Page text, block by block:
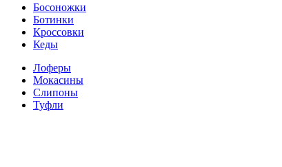
Босоножки
Ботинки
Кроссовки
Кеды
Лоферы
Мокасины
Слипоны
Туфли